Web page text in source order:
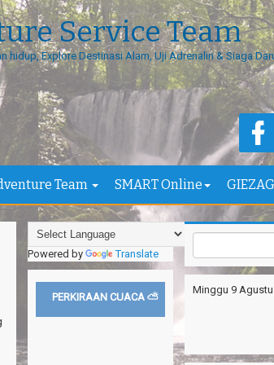
Service Team
Explore Destinasi Alam, Uji Adrenalin & Siaga
Team SMART Online
Powered by Translate
PERKIRAAN CUACA ⛅
Minggu 9